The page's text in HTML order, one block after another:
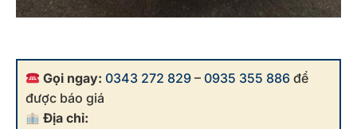
Gọi ngay: 0343 272 829 –0935 355 886 để
được báo giá
Địa chỉ: